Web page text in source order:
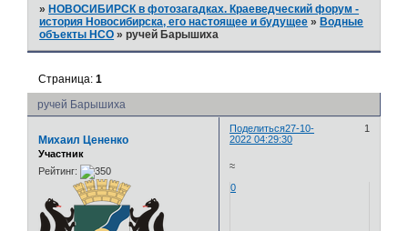
» НОВОСИБИРСК в фотозагадках. Краеведческий форум -
история Новосибирска, его настоящее и будущее » Водные
объекты НСО »ручей Барышиха
ручей Барышиха
Страница:1
Поделиться 1
27-10-
2022 04:29:30
Михаил Цененко
Участник
Рейтинг:
≈
0